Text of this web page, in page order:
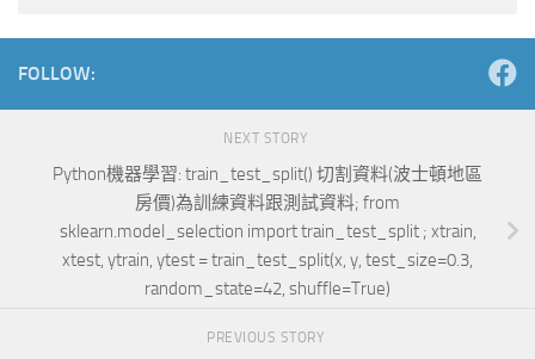
FOLLOW:
NEXT STORY
Python機器學習: train_test_split() 切割資料(波士頓地區
房價)為訓練資料跟測試資料; from
sklearn.model_selection import train_test_split ; xtrain,
xtest, ytrain, ytest = train_test_split(x, y, test_size=0.3,
random_state=42, shuffle=True)
PREVIOUS STORY